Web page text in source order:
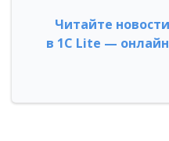
Читайте
в 1С Lite —